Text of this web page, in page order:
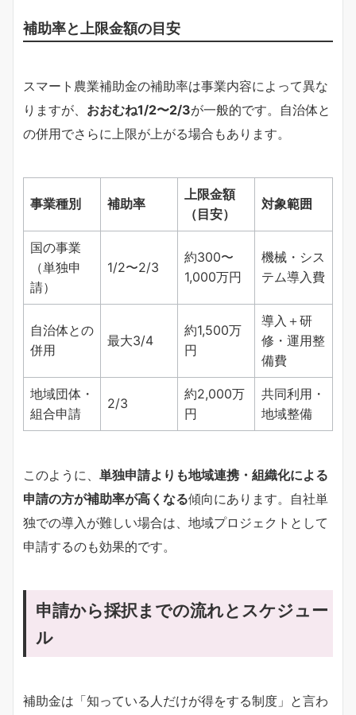
補助率と上限金額の目安
スマート農業補助金の補助率は事業内容によって異な
りますが、 おおむね1/2〜2/3が一般的です。自治体と
の併用でさらに上限が上がる場合もあります。
事業種別 補助率
上限金額
（目安）
対象範囲
国の事業
（単独申
請）
1/2〜2/3
約300〜
1,000万円
機械・シス
テム導入費
自治体との
併用
最大3/4
約1,500万
円
導入＋研
修・運用整
備費
地域団体・
組合申請
2/3
約2,000万
円
共同利用・
地域整備
このように、 単独申請よりも地域連携・組織化による
申請の方が補助率が高くなる傾向にあります。自社単
独での導入が難しい場合は、地域プロジェクトとして
申請するのも効果的です。
申請から採択までの流れとスケジュー
ル
補助金は「知っている人だけが得をする制度」と言わ